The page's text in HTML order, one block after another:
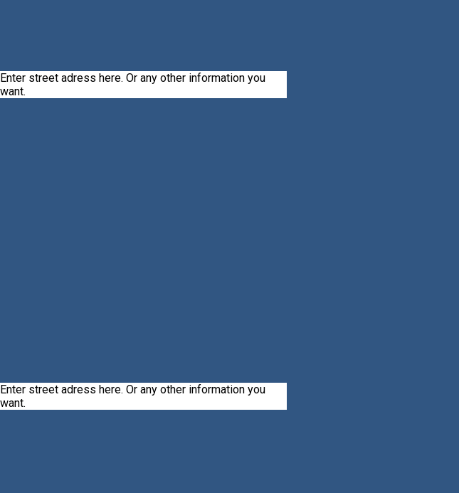
Enter street adress here. Or any other information you
want.
Enter street adress here. Or any other information you
want.